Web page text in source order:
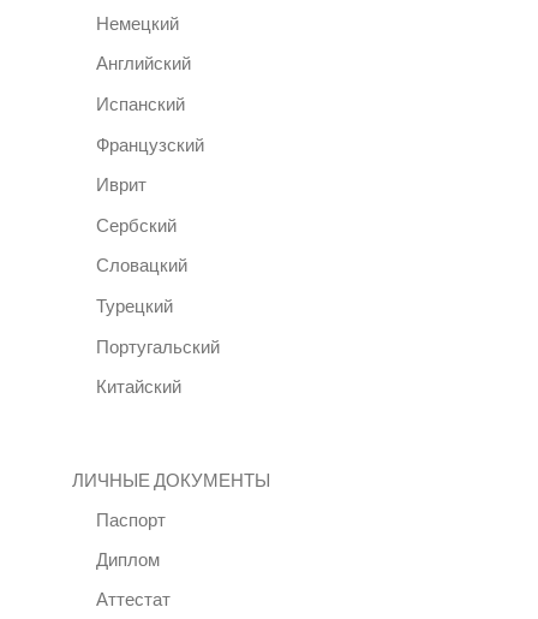
Немецкий
Английский
Испанский
Французский
Иврит
Сербский
Словацкий
Турецкий
Португальский
Китайский
ЛИЧНЫЕ ДОКУМЕНТЫ
Паспорт
Диплом
Аттестат